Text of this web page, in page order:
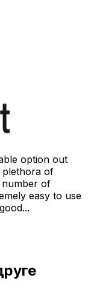
option out
plethora of
number of
easy to use
...